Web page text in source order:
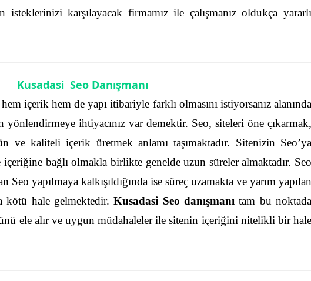
karşılayacak firmamız ile çalışmanız oldukça yararlı
Kusadasi Seo Danışmanı
içerik hem de yapı itibariyle farklı olmasını istiyorsanız alanında
yönlendirmeye ihtiyacınız var demektir. Seo, siteleri öne çıkarmak,
ve kaliteli içerik üretmek anlamı taşımaktadır. Sitenizin Seo’ya
bağlı olmakla birlikte genelde uzun süreler almaktadır. Seo
yapılmaya kalkışıldığında ise süreç uzamakta ve yarım yapılan
kötü hale gelmektedir. Kusadasi Seo danışmanı tam bu noktada
ele alır ve uygun müdahaleler ile sitenin içeriğini nitelikli bir hale